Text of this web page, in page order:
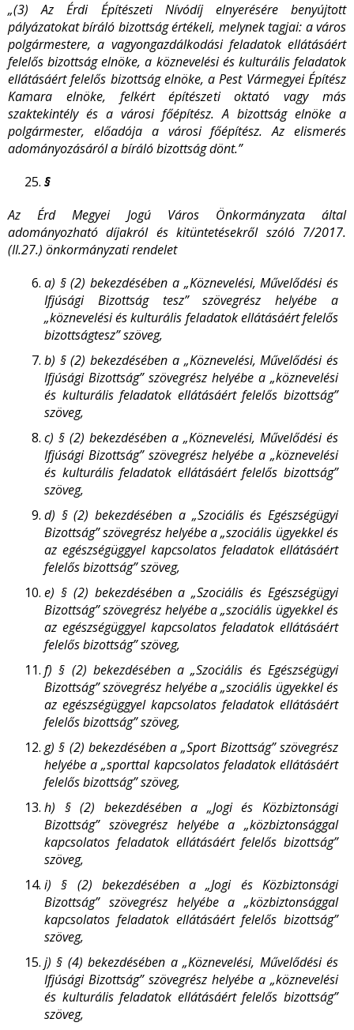
„(3) Az Érdi Építészeti Nívódíj elnyerésére benyújtott
pályázatokat bíráló bizottság értékeli, melynek tagjai: a város
polgármestere, a vagyongazdálkodási feladatok ellátásáért
felelős bizottság elnöke, a köznevelési és kulturális feladatok
ellátásáért felelős bizottság elnöke, a Pest Vármegyei Építész
Kamara elnöke, felkért építészeti oktató vagy más
szaktekintély és a városi főépítész. A bizottság elnöke a
polgármester, előadója a városi főépítész. Az elismerés
adományozásáról a bíráló bizottság dönt.”
§
Az Érd Megyei Jogú Város Önkormányzata által
adományozható díjakról és kitüntetésekről szóló 7/2017.
(II.27.) önkormányzati rendelet
a) § (2) bekezdésében a „Köznevelési, Művelődési és
Ifjúsági Bizottság tesz” szövegrész helyébe a
„köznevelési és kulturális feladatok ellátásáért felelős
bizottságtesz” szöveg,
b) § (2) bekezdésében a „Köznevelési, Művelődési és
Ifjúsági Bizottság” szövegrész helyébe a „köznevelési
és kulturális feladatok ellátásáért felelős bizottság”
szöveg,
c) § (2) bekezdésében a „Köznevelési, Művelődési és
Ifjúsági Bizottság” szövegrész helyébe a „köznevelési
és kulturális feladatok ellátásáért felelős bizottság”
szöveg,
d) § (2) bekezdésében a „Szociális és Egészségügyi
Bizottság” szövegrész helyébe a „szociális ügyekkel és
az egészségüggyel kapcsolatos feladatok ellátásáért
felelős bizottság” szöveg,
e) § (2) bekezdésében a „Szociális és Egészségügyi
Bizottság” szövegrész helyébe a „szociális ügyekkel és
az egészségüggyel kapcsolatos feladatok ellátásáért
felelős bizottság” szöveg,
f) § (2) bekezdésében a „Szociális és Egészségügyi
Bizottság” szövegrész helyébe a „szociális ügyekkel és
az egészségüggyel kapcsolatos feladatok ellátásáért
felelős bizottság” szöveg,
g) § (2) bekezdésében a „Sport Bizottság” szövegrész
helyébe a „sporttal kapcsolatos feladatok ellátásáért
felelős bizottság” szöveg,
h) § (2) bekezdésében a „Jogi és Közbiztonsági
Bizottság” szövegrész helyébe a „közbiztonsággal
kapcsolatos feladatok ellátásáért felelős bizottság”
szöveg,
i) § (2) bekezdésében a „Jogi és Közbiztonsági
Bizottság” szövegrész helyébe a „közbiztonsággal
kapcsolatos feladatok ellátásáért felelős bizottság”
szöveg,
j) § (4) bekezdésében a „Köznevelési, Művelődési és
Ifjúsági Bizottság” szövegrész helyébe a „köznevelési
és kulturális feladatok ellátásáért felelős bizottság”
szöveg,